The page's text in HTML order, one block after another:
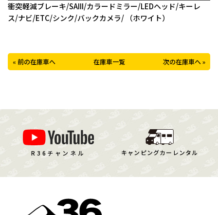
衝突軽減ブレーキ/SAIII/カラードミラー/LEDヘッド/キーレ
ス/ナビ/ETC/シンク/バックカメラ/ （ホワイト）
« 前の在庫車へ 在庫車一覧 次の在庫車へ »
R36チャンネル キャンピングカーレンタル